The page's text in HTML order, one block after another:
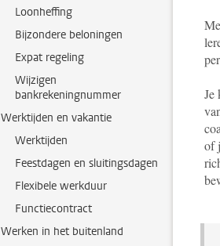
Loonheffing
Bijzondere beloningen
Expat regeling
Wijzigen
bankrekeningnummer
Werktijden en vakantie
Werktijden
Feestdagen en sluitingsdagen
Flexibele werkduur
Functiecontract
Werken in het buitenland
Je
of